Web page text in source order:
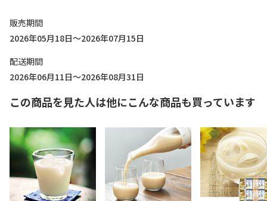
販売期間
2026年05月18日～2026年07月15日
配送期間
2026年06月11日～2026年08月31日
この商品を見た人は他にこんな商品も買っています